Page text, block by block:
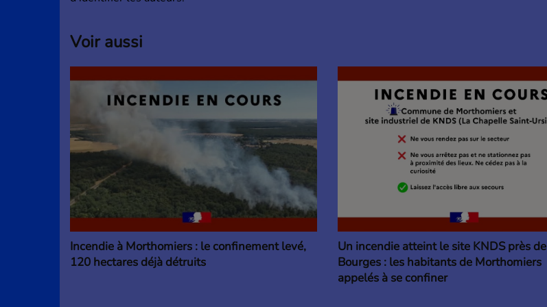
Voir aussi
Incendie à Morthomiers : le confinement levé,
120 hectares déjà détruits
Un incendie atteint le site KNDS près de
Bourges : les habitants de Morthomiers
appelés à se confiner